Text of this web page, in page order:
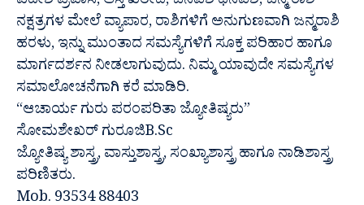
ನಕ್ಷತ್ರಗಳ ಮೇಲೆ ವ್ಯಾಪಾರ, ರಾಶಿಗಳಿಗೆ ಅನುಗುಣವಾಗಿ ಜನ್ಮರಾಶಿ
ಹರಳು, ಇನ್ನು ಮುಂತಾದ ಸಮಸ್ಯೆಗಳಿಗೆ ಸೂಕ್ತ ಪರಿಹಾರ ಹಾಗೂ
ಮಾರ್ಗದರ್ಶನ ನೀಡಲಾಗುವುದು. ನಿಮ್ಮ ಯಾವುದೇ ಸಮಸ್ಯೆಗಳ
ಸಮಾಲೋಚನೆಗಾಗಿ ಕರೆ ಮಾಡಿರಿ.
“ಆಚಾರ್ಯ ಗುರು ಪರಂಪರಿತಾ ಜ್ಯೋತಿಷ್ಯರು”
ಸೋಮಶೇಖರ್ ಗುರೂಜಿB.Sc
ಜ್ಯೋತಿಷ್ಯ ಶಾಸ್ತ್ರ, ವಾಸ್ತುಶಾಸ್ತ್ರ, ಸಂಖ್ಯಾಶಾಸ್ತ್ರ ಹಾಗೂ ನಾಡಿಶಾಸ್ತ್ರ
ಪರಿಣಿತರು.
Mob. 93534 88403